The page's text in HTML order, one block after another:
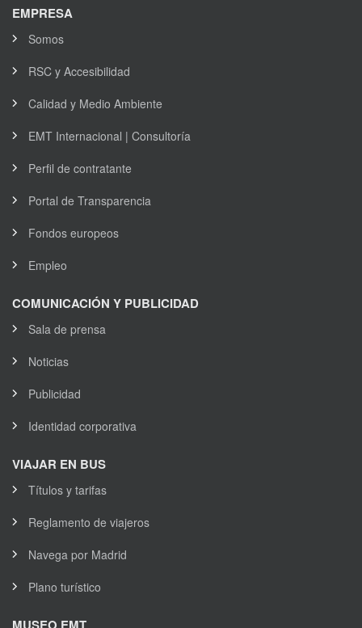
EMPRESA
Somos
RSC y Accesibilidad
Calidad y Medio Ambiente
EMT Internacional | Consultoría
Perfil de contratante
Portal de Transparencia
Fondos europeos
Empleo
COMUNICACIÓN Y PUBLICIDAD
Sala de prensa
Noticias
Publicidad
Identidad corporativa
VIAJAR EN BUS
Títulos y tarifas
Reglamento de viajeros
Navega por Madrid
Plano turístico